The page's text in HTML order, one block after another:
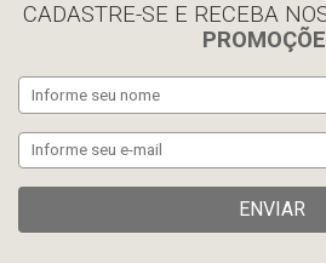
CADASTRE-SE E RECEBA
ENVIAR